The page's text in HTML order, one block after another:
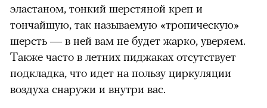
эластаном, тонкий шерстяной креп и
тончайшую, так называемую «тропическую»
шерсть — в ней вам не будет жарко, уверяем.
Также часто в летних пиджаках отсутствует
подкладка, что идет на пользу циркуляции
воздуха снаружи и внутри вас.